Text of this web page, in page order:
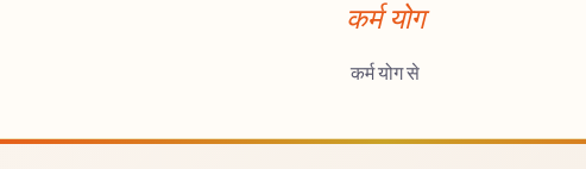
कर्म योग
कर्म योग से